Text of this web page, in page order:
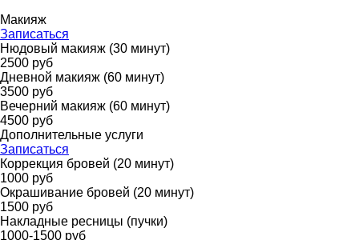
Макияж
Записаться
Нюдовый макияж (30 минут)
2500 руб
Дневной макияж (60 минут)
3500 руб
Вечерний макияж (60 минут)
4500 руб
Дополнительные услуги
Записаться
Коррекция бровей (20 минут)
1000 руб
Окрашивание бровей (20 минут)
1500 руб
Накладные ресницы (пучки)
1000-1500 руб